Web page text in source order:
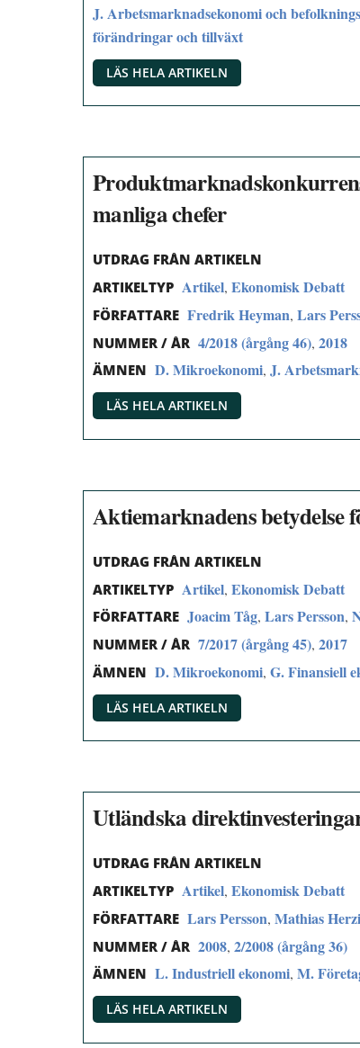
J. Arbetsmarknadsekonomi och
förändringar och tillväxt
LÄS HELA ARTIKELN
manliga chefer
UTDRAG FRÅN ARTIKELN
ARTIKELTYP Artikel, Ekonomisk Debatt
FÖRFATTARE Fredrik Heyman, Lars
NUMMER / ÅR 4/2018 (årgång 46), 2018
ÄMNEN D. Mikroekonomi, J.
LÄS HELA ARTIKELN
Aktiemarknadens betydelse
UTDRAG FRÅN ARTIKELN
ARTIKELTYP Artikel, Ekonomisk Debatt
FÖRFATTARE Joacim Tåg, Lars Persson,
NUMMER / ÅR 7/2017 (årgång 45), 2017
ÄMNEN D. Mikroekonomi, G. Finansiell
LÄS HELA ARTIKELN
Utländska
UTDRAG FRÅN ARTIKELN
ARTIKELTYP Artikel, Ekonomisk Debatt
FÖRFATTARE Lars Persson, Mathias
NUMMER / ÅR 2008, 2/2008 (årgång 36)
ÄMNEN L. Industriell ekonomi, M.
LÄS HELA ARTIKELN